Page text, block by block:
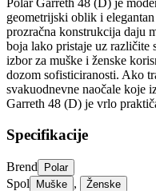
Polar Garreth 48 (D) je
geometrijski oblik i
prozračna konstrukcija daju
boja lako pristaje uz
izbor za muške i ženske
dozom sofisticiranosti. Ako
svakuodnevne naočale koje
Garreth 48 (D) je vrlo
Specifikacije
Brend Polar
Spol Muške , Ženske